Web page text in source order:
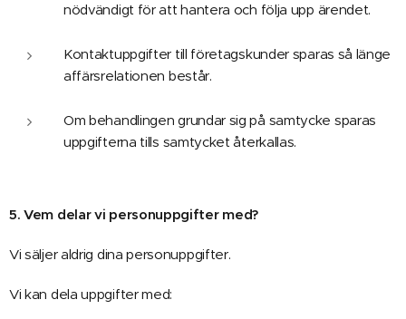
nödvändigt för att hantera och följa upp ärendet.
Kontaktuppgifter till företagskunder sparas så länge
affärsrelationen består.
Om behandlingen grundar sig på samtycke sparas
uppgifterna tills samtycket återkallas.
5. Vem delar vi personuppgifter med?
Vi säljer aldrig dina personuppgifter.
Vi kan dela uppgifter med: